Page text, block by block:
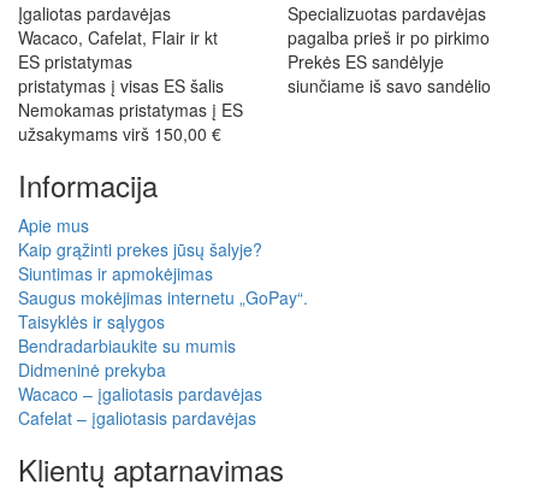
Įgaliotas pardavėjas
Wacaco, Cafelat, Flair ir kt
Specializuotas pardavėjas
pagalba prieš ir po pirkimo
ES pristatymas
pristatymas į visas ES šalis
Prekės ES sandėlyje
siunčiame iš savo sandėlio
Nemokamas pristatymas į ES
užsakymams virš 150,00 €
Informacija
Apie mus
Kaip grąžinti prekes jūsų šalyje?
Siuntimas ir apmokėjimas
Saugus mokėjimas internetu „GoPay“.
Taisyklės ir sąlygos
Bendradarbiaukite su mumis
Didmeninė prekyba
Wacaco – įgaliotasis pardavėjas
Cafelat – įgaliotasis pardavėjas
Klientų aptarnavimas